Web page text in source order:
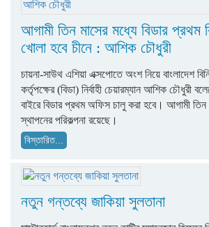
আগামী তিন মাসের মধ্যে বিডার প্রথম
খোলা হবে চীনে : আশিক চৌধুরী
চায়না-সাউথ এশিয়া এক্সপোতে অংশ নিয়ে বাংলাদেশ
কর্তৃপক্ষের (বিডা) নির্বাহী চেয়ারম্যান আশিক চৌধুরী
বাইরে বিডার প্রথম অফিস চালু করা হবে। আগামী তিন
স্থাপনের পরিকল্পনা রয়েছে।
বিস্তারিত...
নতুন গন্তব্যে জাকিয়া সুলতানা